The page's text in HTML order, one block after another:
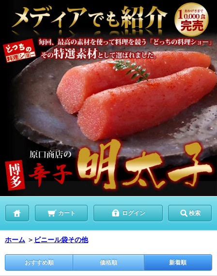
カート ログイン 検索
ホーム ＞ ビニール袋その他
おすすめ順 価格順 新着順